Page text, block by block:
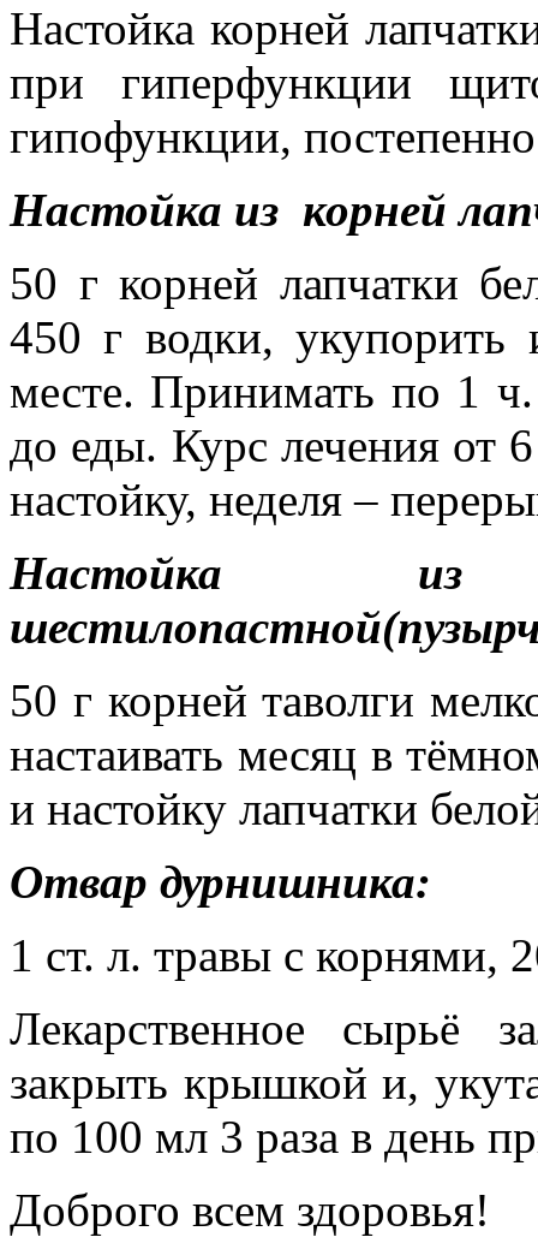
Настойка корней
при гиперфункции
гипофункции,
Настойка из корней
50 г корней лапчатки
450 г водки,
месте. Принимать по 1
до еды. Курс лечения от
настойку, неделя –
Настойка из
50 г корней таволги
настаивать месяц в
и настойку лапчатки
Отвар дурнишника:
1 ст. л. травы с корнями,
Лекарственное сырьё
закрыть крышкой и,
по 100 мл 3 раза в день
Доброго всем здоровья!